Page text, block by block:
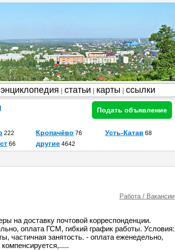
энциклопедия статьи карты ссылки
Подать объявление
222 Кропачёво 76 Усть-Катав 68
66 другие 4642
Работа / Вакансии
на доставку почтовой корреспонденции.
оплата ГСМ, гибкий график работы. Условия:
частичная занятость. - оплата еженедельно,